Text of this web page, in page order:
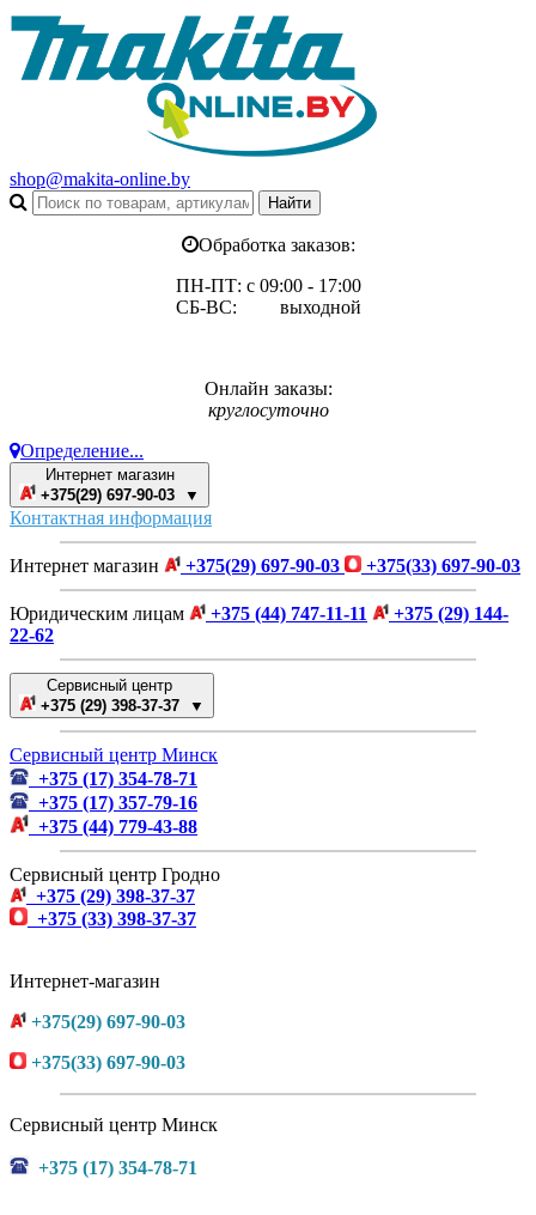
shop@makita-online.by
Обработка заказов:
ПН-ПТ: с 09:00 - 17:00
СБ-ВС: выходной
Онлайн заказы:
круглосуточно
Определение...
Интернет магазин
+375(29) 697-90-03 ▼
Контактная информация
Интернет магазин +375(29) 697-90-03 +375(33) 697-90-03
Юридическим лицам +375 (44) 747-11-11
+375 (29) 144-
22-62
Сервисный центр
+375 (29) 398-37-37 ▼
Сервисный центр Минск
+375 (17) 354-78-71
+375 (17) 357-79-16
+375 (44) 779-43-88
Сервисный центр Гродно
+375 (29) 398-37-37
+375 (33) 398-37-37
Интернет-магазин
+375(29) 697-90-03
+375(33) 697-90-03
Сервисный центр Минск
+375 (17) 354-78-71